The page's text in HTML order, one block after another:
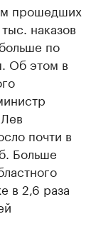
прошедших
наказов
по
Об этом в
почти в
Больше
в 2,6 раза